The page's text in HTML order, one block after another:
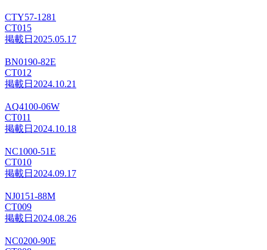
CTY57-1281
CT015
掲載日 2025.05.17
BN0190-82E
CT012
掲載日 2024.10.21
AQ4100-06W
CT011
掲載日 2024.10.18
NC1000-51E
CT010
掲載日 2024.09.17
NJ0151-88M
CT009
掲載日 2024.08.26
NC0200-90E